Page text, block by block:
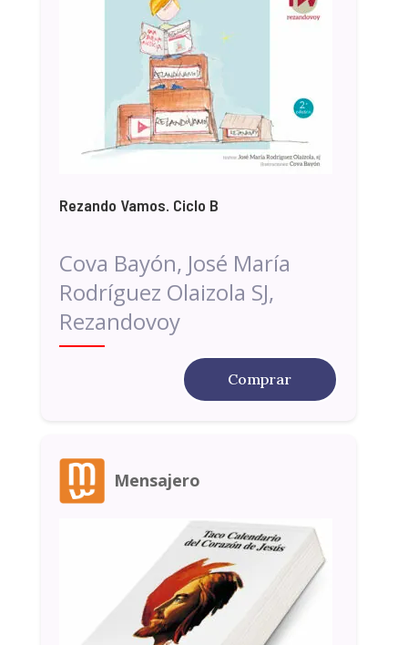
Rezando Vamos. Ciclo B
Cova Bayón, José María
Rodríguez Olaizola SJ,
Rezandovoy
Comprar
Mensajero